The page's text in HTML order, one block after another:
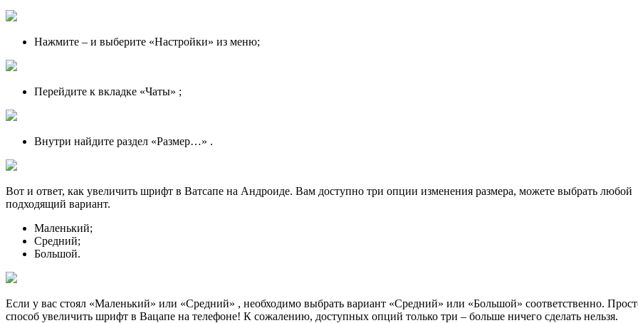
Нажмите – и выберите «Настройки» из меню;
Перейдите к вкладке «Чаты» ;
Внутри найдите раздел «Размер…» .
Вот и ответ, как увеличить шрифт в Ватсапе на Андроиде. Вам доступно три опции изменения размера, можете выбрать любой
подходящий вариант.
Маленький;
Средний;
Большой.
Если у вас стоял «Маленький» или «Средний» , необходимо выбрать вариант «Средний» или «Большой» соответственно.
способ увеличить шрифт в Вацапе на телефоне! К сожалению, доступных опций только три – больше ничего сделать нельзя.